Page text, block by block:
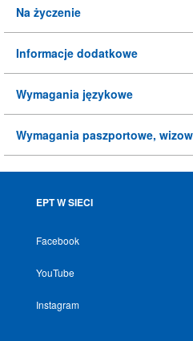
Na życzenie
Informacje dodatkowe
Wymagania językowe
Wymagania paszportowe,
EPT W SIECI
Facebook
YouTube
Instagram